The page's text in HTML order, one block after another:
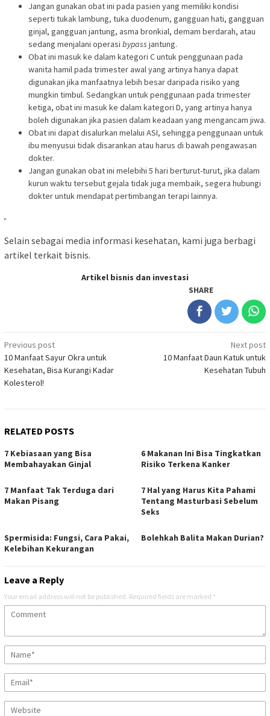
Jangan gunakan obat ini pada pasien yang memiliki kondisi
seperti tukak lambung, tuka duodenum, gangguan hati, gangguan
ginjal, gangguan jantung, asma bronkial, demam berdarah, atau
sedang menjalani operasi bypass jantung.
Obat ini masuk ke dalam kategori C untuk penggunaan pada
wanita hamil pada trimester awal yang artinya hanya dapat
digunakan jika manfaatnya lebih besar daripada risiko yang
mungkin timbul. Sedangkan untuk penggunaan pada trimester
ketiga, obat ini masuk ke dalam kategori D, yang artinya hanya
boleh digunakan jika pasien dalam keadaan yang mengancam jiwa.
Obat ini dapat disalurkan melalui ASI, sehingga penggunaan untuk
ibu menyusui tidak disarankan atau harus di bawah pengawasan
dokter.
Jangan gunakan obat ini melebihi 5 hari berturut-turut, jika dalam
kurun waktu tersebut gejala tidak juga membaik, segera hubungi
dokter untuk mendapat pertimbangan terapi lainnya.
Selain sebagai media informasi kesehatan, kami juga berbagi
artikel terkait bisnis.
Artikel bisnis dan investasi
SHARE
Post
navigation
Previous post
10 Manfaat Sayur Okra untuk
Kesehatan, Bisa Kurangi Kadar
Kolesterol!
Next post
10 Manfaat Daun Katuk untuk
Kesehatan Tubuh
RELATED POSTS
7 Kebiasaan yang Bisa
Membahayakan Ginjal
6 Makanan Ini Bisa Tingkatkan
Risiko Terkena Kanker
7 Manfaat Tak Terduga dari
Makan Pisang
7 Hal yang Harus Kita Pahami
Tentang Masturbasi Sebelum
Seks
Spermisida: Fungsi, Cara Pakai,
Kelebihan Kekurangan
Bolehkah Balita Makan Durian?
Leave a Reply
Your email address will not be published. Required fields are marked *